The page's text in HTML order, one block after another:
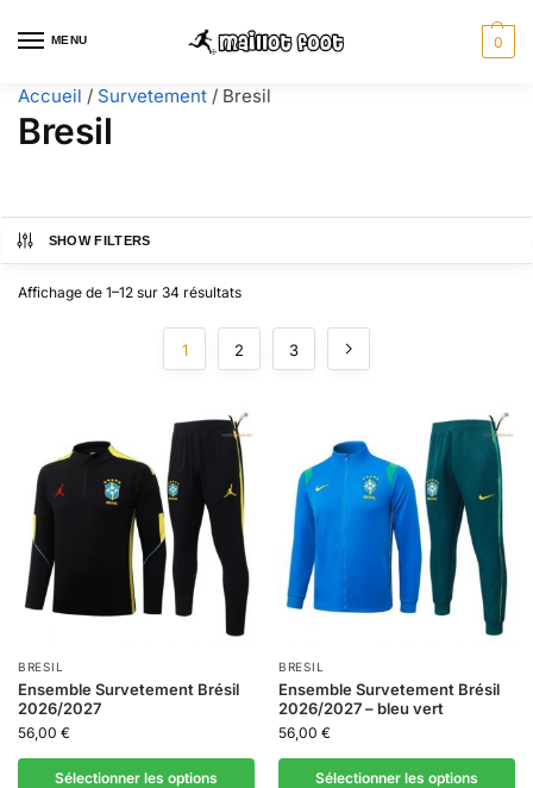
MENU 0
Accueil / Survetement / Bresil
Bresil
SHOW FILTERS
Affichage de 1–12 sur 34 résultats
1 2 3
BRESIL
Ensemble Survetement Brésil
2026/2027
56,00 €
Sélectionner les options
BRESIL
Ensemble Survetement Brésil
2026/2027 – bleu vert
56,00 €
Sélectionner les options